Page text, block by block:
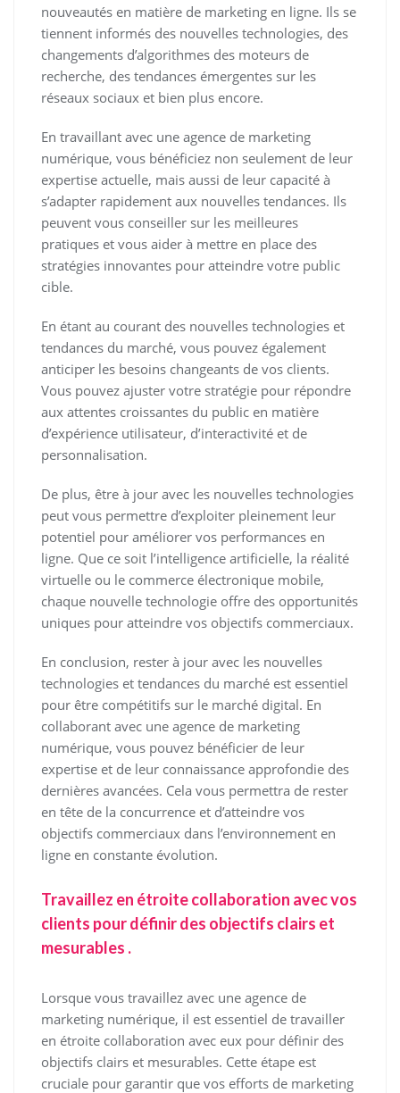
nouveautés en matière de marketing en ligne. Ils se
tiennent informés des nouvelles technologies, des
changements d’algorithmes des moteurs de
recherche, des tendances émergentes sur les
réseaux sociaux et bien plus encore.
En travaillant avec une agence de marketing
numérique, vous bénéficiez non seulement de leur
expertise actuelle, mais aussi de leur capacité à
s’adapter rapidement aux nouvelles tendances. Ils
peuvent vous conseiller sur les meilleures
pratiques et vous aider à mettre en place des
stratégies innovantes pour atteindre votre public
cible.
En étant au courant des nouvelles technologies et
tendances du marché, vous pouvez également
anticiper les besoins changeants de vos clients.
Vous pouvez ajuster votre stratégie pour répondre
aux attentes croissantes du public en matière
d’expérience utilisateur, d’interactivité et de
personnalisation.
De plus, être à jour avec les nouvelles technologies
peut vous permettre d’exploiter pleinement leur
potentiel pour améliorer vos performances en
ligne. Que ce soit l’intelligence artificielle, la réalité
virtuelle ou le commerce électronique mobile,
chaque nouvelle technologie offre des opportunités
uniques pour atteindre vos objectifs commerciaux.
En conclusion, rester à jour avec les nouvelles
technologies et tendances du marché est essentiel
pour être compétitifs sur le marché digital. En
collaborant avec une agence de marketing
numérique, vous pouvez bénéficier de leur
expertise et de leur connaissance approfondie des
dernières avancées. Cela vous permettra de rester
en tête de la concurrence et d’atteindre vos
objectifs commerciaux dans l’environnement en
ligne en constante évolution.
Travaillez en étroite collaboration avec vos
clients pour définir des objectifs clairs et
mesurables .
Lorsque vous travaillez avec une agence de
marketing numérique, il est essentiel de travailler
en étroite collaboration avec eux pour définir des
objectifs clairs et mesurables. Cette étape est
cruciale pour garantir que vos efforts de marketing